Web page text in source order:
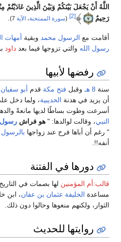
اللَّهُ أَنْ يَجْعَلَ بَيْنَكُمْ وَبَيْنَ الَّذِينَ عَادَيْتُمْ
رَحِيمٌ
[2]
(سورة الممتحنة، الآية
أقامت مع الرسول محمد وبقية أمهات
رسول الله والتي تزوجها فيما بعد داود
رفضها لأبيها
سنة 8 هـ وقبل فتح مكة قدم أبو سفيان
أن يزيد في هدنة الحديبية، ولما دخل
أسرعت وطوت بساطًا لديها مانعةً
النبي، وقالت لوالدها: " هو فراش رسول
" رغم أن أباها فرح عند زواجها بالرسول
أنفه!!.
دورها في الفتنة
قالب:أم المؤمنين لها بصمات في
مساعدة الخليفة عثمان بن عفان، ابن
الثوار، ولكنهم منعوها وحالوا دون ذلك.
روايتها للحديث